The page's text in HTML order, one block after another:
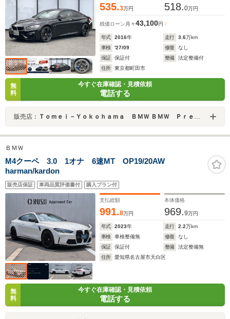
535.3万円 518.0万円
残価ローン 月々43,100円
年式 2016年 走行 3.6万km
車検
'27/09 修復
なし
保証
保証付 整備
法定整備付
住所
東京都町田市
無
料
今すぐ在庫確認・見積依頼
電話する
販売店： Ｔｏｍｅｉ－Ｙｏｋｏｈａｍａ ＢＭＷ ＢＭＷ Ｐｒｅｍｉｕｍ Ｓｅｌｅｃｔｉｏｎ 東名横浜
ＢＭＷ
M4クーペ 3.0 1オナ 6速MT OP19/20AW
harman/kardon
販売店保証 車両品質評価書付 購入プラン付
支払総額
991.8万円
本体価格
969.9万円
年式 2023年 走行 2.2万km
車検
車検整備無 修復
なし
保証
保証付 整備
法定整備無
住所
愛知県名古屋市天白区
無
料
今すぐ在庫確認・見積依頼
電話する